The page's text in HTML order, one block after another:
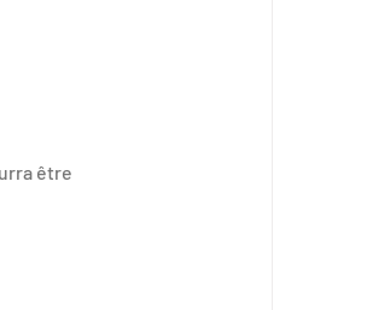
être